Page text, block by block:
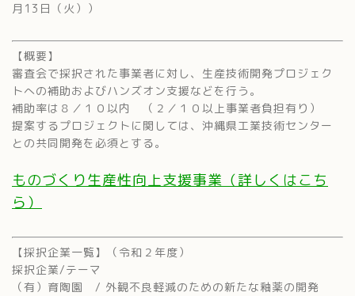
月13日（火））
【概要】
審査会で採択された事業者に対し、生産技術開発プロジェク
トへの補助およびハンズオン支援などを行う。
補助率は８／１０以内 （２／１０以上事業者負担有り）
提案するプロジェクトに関しては、沖縄県工業技術センター
との共同開発を必須とする。
ものづくり生産性向上支援事業（詳しくはこち
ら）
【採択企業一覧】（令和２年度）
採択企業/テーマ
（有）育陶園 / 外観不良軽減のための新たな釉薬の開発